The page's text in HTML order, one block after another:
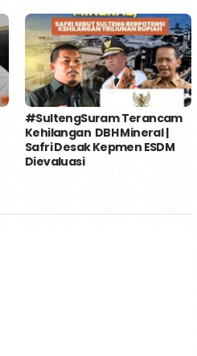
#SultengSuram Terancam
Kehilangan DBH Mineral |
Safri Desak Kepmen ESDM
Dievaluasi